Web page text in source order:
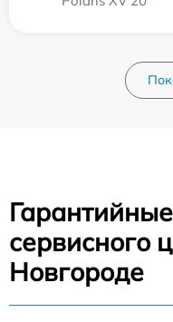
сервисного
Новгороде